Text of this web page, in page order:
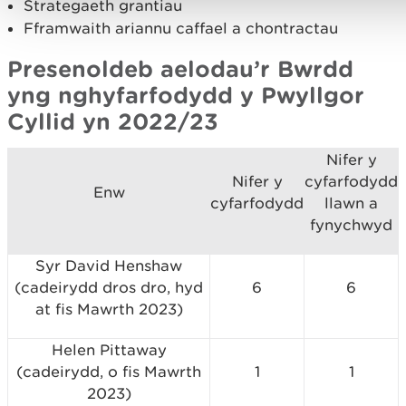
Strategaeth grantiau
Fframwaith ariannu caffael a chontractau
Presenoldeb aelodau’r Bwrdd
yng nghyfarfodydd y Pwyllgor
Cyllid yn 2022/23
Enw
Nifer y
cyfarfodydd
Nifer y
cyfarfodydd
llawn a
fynychwyd
Syr David Henshaw
(cadeirydd dros dro, hyd
at fis Mawrth 2023)
6 6
Helen Pittaway
(cadeirydd, o fis Mawrth
2023)
1 1